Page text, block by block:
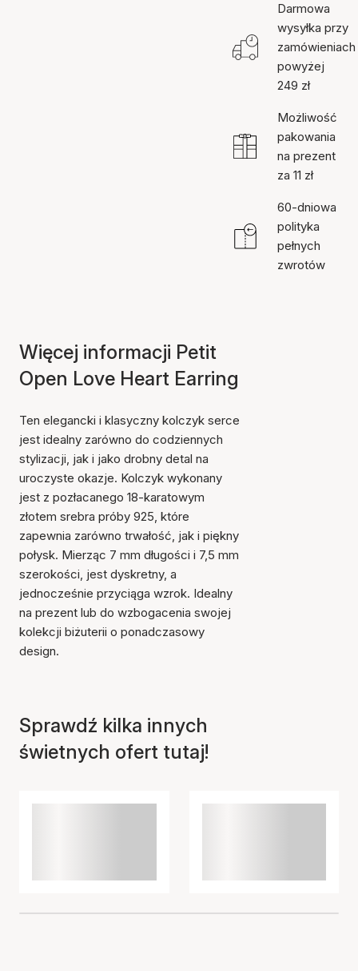
Darmowa
wysyłka przy
zamówieniach
powyżej
249 zł
Możliwość
pakowania
na prezent
za 11 zł
60-dniowa
polityka
pełnych
zwrotów
Więcej informacji Petit
Open Love Heart Earring
Ten elegancki i klasyczny kolczyk serce
jest idealny zarówno do codziennych
stylizacji, jak i jako drobny detal na
uroczyste okazje. Kolczyk wykonany
jest z pozłacanego 18-karatowym
złotem srebra próby 925, które
zapewnia zarówno trwałość, jak i piękny
połysk. Mierząc 7 mm długości i 7,5 mm
szerokości, jest dyskretny, a
jednocześnie przyciąga wzrok. Idealny
na prezent lub do wzbogacenia swojej
kolekcji biżuterii o ponadczasowy
design.
Sprawdź kilka innych
świetnych ofert tutaj!